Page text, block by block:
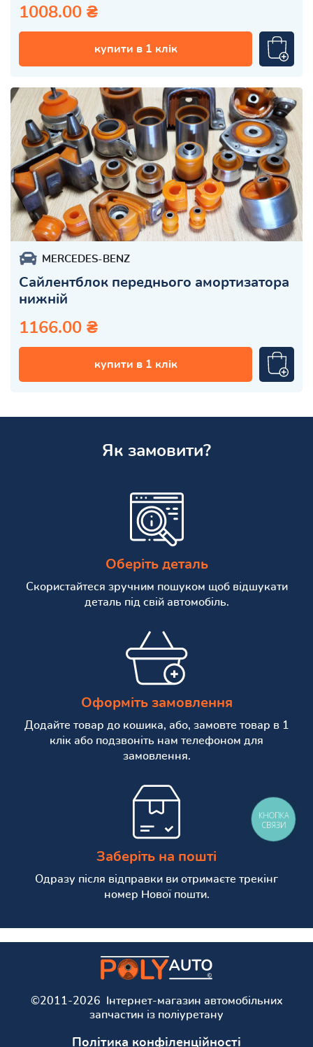
1008.00 ₴
купити в 1 клік
MERCEDES-BENZ
Сайлентблок переднього амортизатора
нижній
1166.00 ₴
купити в 1 клік
Як замовити?
Оберіть деталь
Скористайтеся зручним пошуком щоб відшукати
деталь під свій автомобіль.
Оформіть замовлення
Додайте товар до кошика, або, замовте товар в 1
клік або подзвоніть нам телефоном для
замовлення.
Заберіть на пошті
Одразу після відправки ви отримаєте трекінг
номер Нової пошти.
©2011-2026 Інтернет-магазин автомобільних
запчастин із поліуретану
Політика конфіленційності
КНОПКА
СВЯЗИ